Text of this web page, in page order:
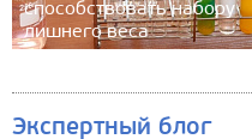
способствовать набору
лишнего веса
Экспертный блог